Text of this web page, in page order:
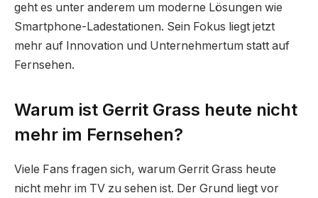
geht es unter anderem um moderne Lösungen wie
Smartphone-Ladestationen. Sein Fokus liegt jetzt
mehr auf Innovation und Unternehmertum statt auf
Fernsehen.
Warum ist Gerrit Grass heute nicht
mehr im Fernsehen?
Viele Fans fragen sich, warum Gerrit Grass heute
nicht mehr im TV zu sehen ist. Der Grund liegt vor